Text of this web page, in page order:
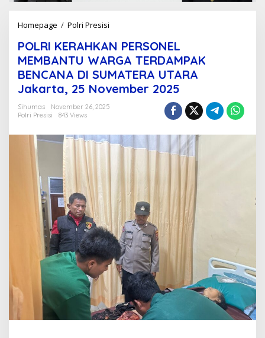
Homepage / Polri Presisi
L
R
I
K
E
A
O
E
L
M
E
M
N
T
U
POLRI KERAHKAN PERSONEL
MEMBANTU WARGA TERDAMPAK
BENCANA DI SUMATERA UTARA
Jakarta, 25 November 2025
Sihumas
November 26, 2025
Polri Presisi
843 Views